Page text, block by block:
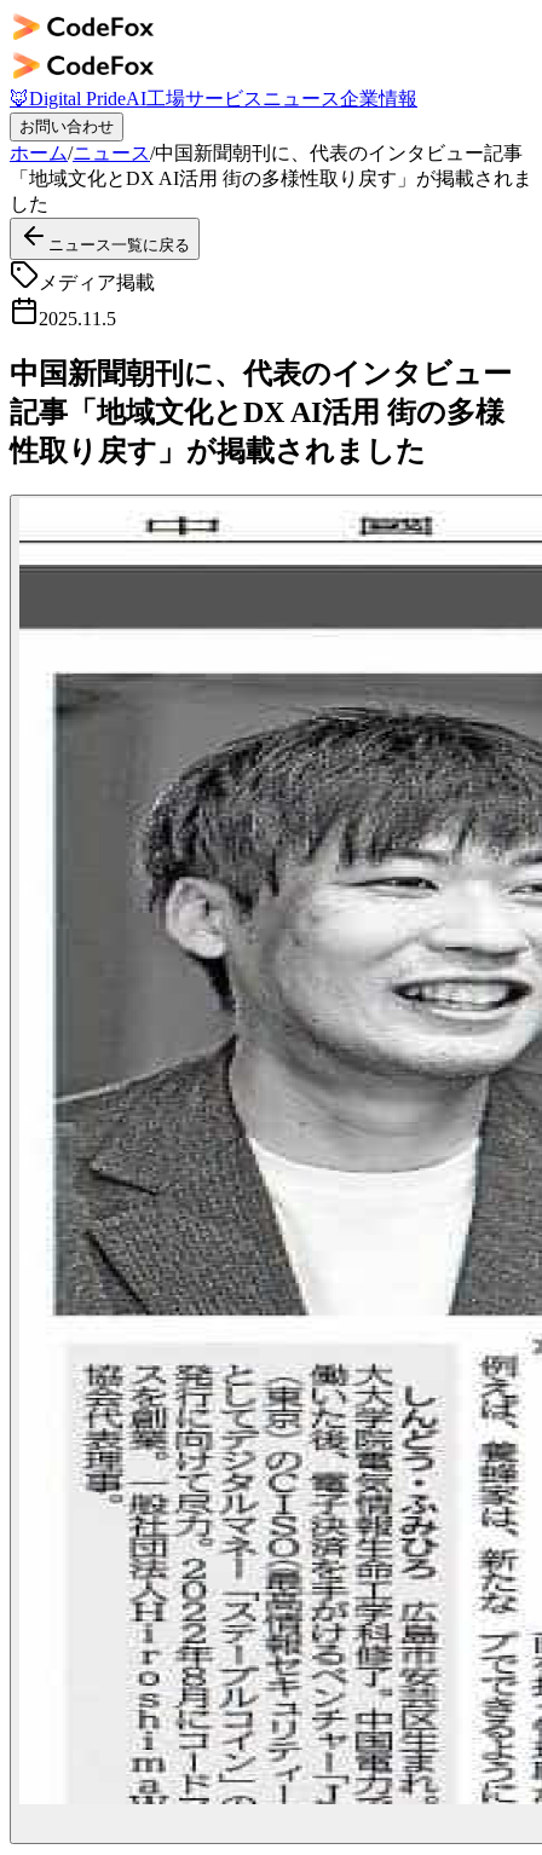
🦊Digital PrideAI工場サービスニュース企業情報
お問い合わせ
ホーム/ニュース/中国新聞朝刊に、代表のインタビュー記事
「地域文化とDX AI活用 街の多様性取り戻す」が掲載されま
した
ニュース一覧に戻る
メディア掲載
2025.11.5
中国新聞朝刊に、代表のインタビュー
記事「地域文化とDX AI活用 街の多様
性取り戻す」が掲載されました